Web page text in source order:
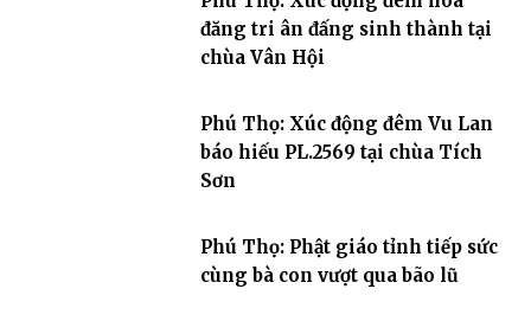
đăng tri ân đấng sinh thành tại
chùa Vân Hội
Phú Thọ: Xúc động đêm Vu Lan
báo hiếu PL.2569 tại chùa Tích
Sơn
Phú Thọ: Phật giáo tỉnh tiếp sức
cùng bà con vượt qua bão lũ